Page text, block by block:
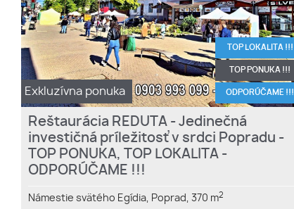
Exkluzívna ponuka
TOP LOKALITA !!!
TOP PONUKA !!!
ODPORÚČAME !!!
Reštaurácia REDUTA - Jedinečná
investičná príležitosť v srdci Popradu -
TOP PONUKA, TOP LOKALITA -
ODPORÚČAME !!!
Námestie svätého Egídia, Poprad, 370 m2